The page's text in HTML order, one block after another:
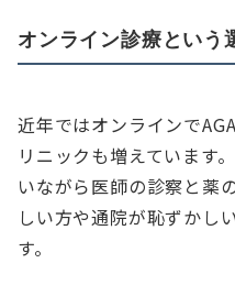
オンライン診療という
近年ではオンラインで
リニックも増えています
いながら医師の診察と薬
しい方や通院が恥ずかし
す。